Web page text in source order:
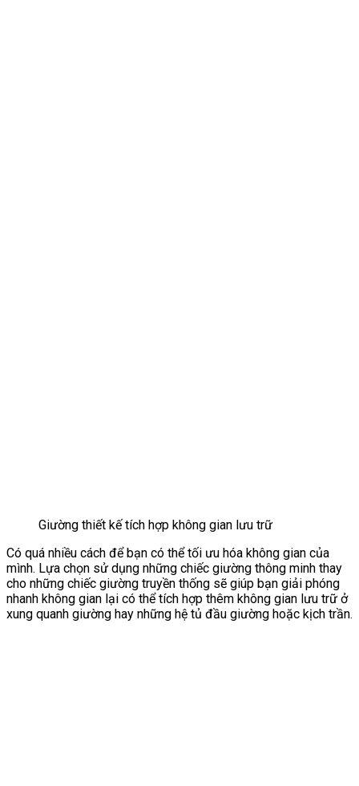
Giường thiết kế tích hợp không gian lưu trữ
Có quá nhiều cách để bạn có thể tối ưu hóa không gian của
mình. Lựa chọn sử dụng những chiếc giường thông minh thay
cho những chiếc giường truyền thống sẽ giúp bạn giải phóng
nhanh không gian lại có thể tích hợp thêm không gian lưu trữ ở
xung quanh giường hay những hệ tủ đầu giường hoặc kịch trần.